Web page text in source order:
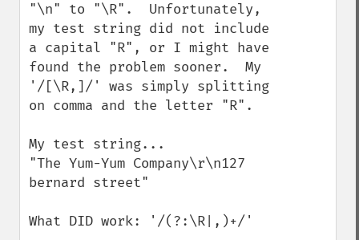
"\n" to "\R".  Unfortunately,
my test string did not include
a capital "R", or I might have
found the problem sooner.  My
'/[\R,]/' was simply splitting
on comma and the letter "R".
My test string...
"The Yum-Yum Company\r\n127
bernard street"
What DID work: '/(?:\R|,)+/'